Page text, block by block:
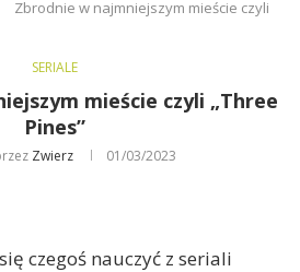
Zbrodnie w najmniejszym mieście czyli
SERIALE
mieście czyli „Three
Pines”
Zwierz 01/03/2023
czegoś nauczyć z seriali